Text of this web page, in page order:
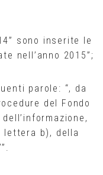
sono inserite le
nell’anno 2015”;
parole: “, da
del Fondo
lettera b), della